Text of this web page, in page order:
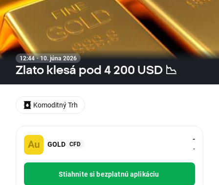
12:44 · 10. júna 2026
Zlato klesá pod 4 200 USD 📉
GOLD CFD
-
-
Stiahnite si bezplatnú aplikáciu
Komoditný Trh